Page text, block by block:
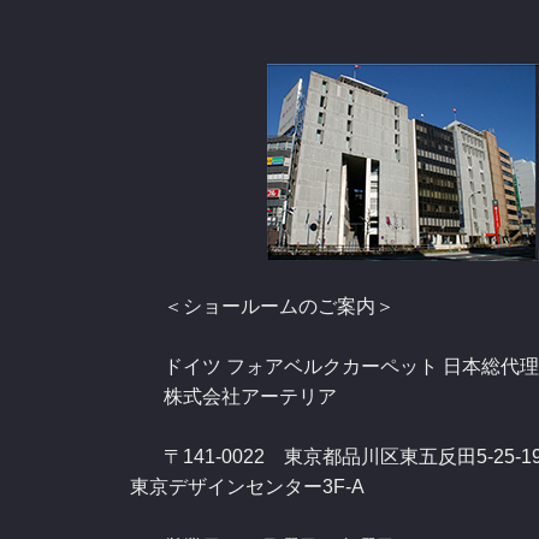
＜ショールームのご案内＞
ドイツ フォアベルクカーペット 日本総代理
株式会社アーテリア
〒141-0022 東京都品川区東五反田5-25-
東京デザインセンター3F-A